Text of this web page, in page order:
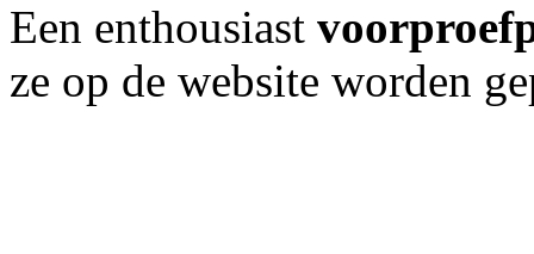
Een enthousiast
ze op de website worden